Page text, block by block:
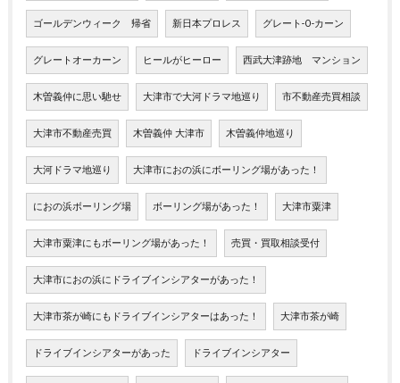
ゴールデンウィーク 帰省 新日本プロレス グレート-O-カーン
グレートオーカーン ヒールがヒーロー 西武大津跡地 マンション
木曽義仲に思い馳せ 大津市で大河ドラマ地巡り 市不動産売買相談
大津市不動産売買 木曽義仲 大津市 木曽義仲地巡り
大河ドラマ地巡り 大津市におの浜にボーリング場があった！
におの浜ボーリング場 ボーリング場があった！ 大津市粟津
大津市粟津にもボーリング場があった！ 売買・買取相談受付
大津市におの浜にドライブインシアターがあった！
大津市茶が崎にもドライブインシアターはあった！ 大津市茶が崎
ドライブインシアターがあった ドライブインシアター